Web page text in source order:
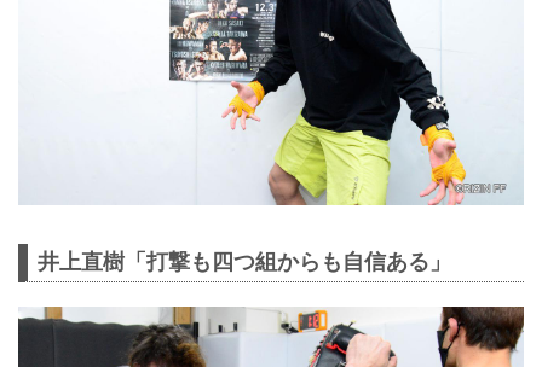
井上直樹「打撃も四つ組からも自信ある」